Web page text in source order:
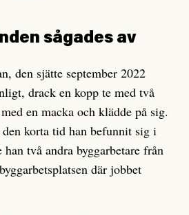
sågades av
den sjätte september 2022
drack en kopp te med två
en macka och klädde på sig.
korta tid han befunnit sig i
han två andra byggarbetare från
där jobbet